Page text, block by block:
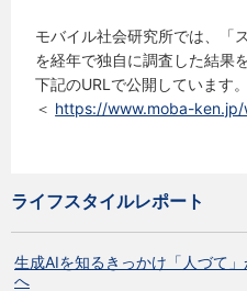
モバイル社会研究所では、「
を経年で独自に調査した結果
下記のURLで公開しています
＜ https://www.moba-
ライフスタイルレポート
生成AIを知るきっかけ「人づて
へ